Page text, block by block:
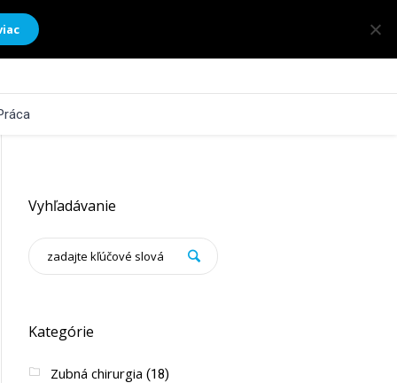
Vyhľadávanie
Kategórie
Zubná chirurgia (18)